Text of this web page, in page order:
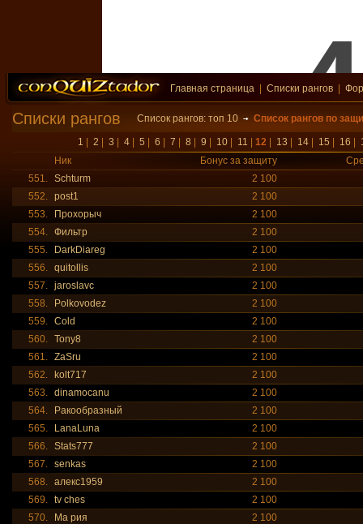
Главная страница Списки рангов
Списки рангов Список рангов: топ 10 Список рангов по
1 2 3 4 5 6 7 8 9 10 11 12 13 14 15 16
Ник
Бонус за защиту
551. Schturm
2 100
552. post1
2 100
553.
Прохорыч
2 100
554. Фильтр
2 100
555.
DarkDiareg
2 100
556. quitollis
2 100
557. jaroslavc
2 100
558.
Polkovodez
2 100
559. Соld
2 100
560. Tony8
2 100
561. ZaSru
2 100
562.
kolt717
2 100
563. dinamocanu
2 100
564.
Ракообразный
2 100
565.
LanaLuna
2 100
566. Stats777
2 100
567. senkas
2 100
568. алекс1959
2 100
569. tv ches
2 100
570.
Ма рия
2 100